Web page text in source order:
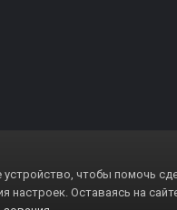
устройство, чтобы помочь
настроек. Оставаясь на